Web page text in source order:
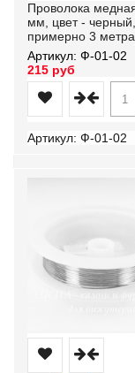
Проволока
мм, цвет - черный,
примерно 3 метра
Артикул: Ф-01-02
215 руб
Артикул: Ф-01-02